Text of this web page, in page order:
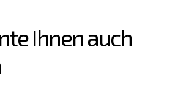
Ihnen auch